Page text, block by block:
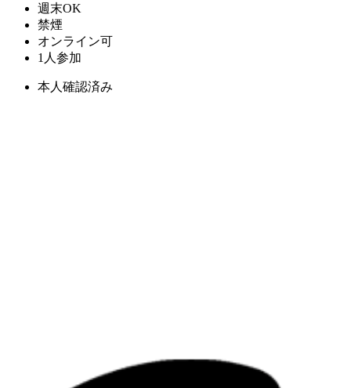
週末OK
禁煙
オンライン可
1人参加
本人確認済み